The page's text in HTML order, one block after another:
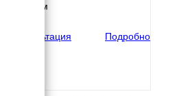
1300 мм
Консультация
Подробно